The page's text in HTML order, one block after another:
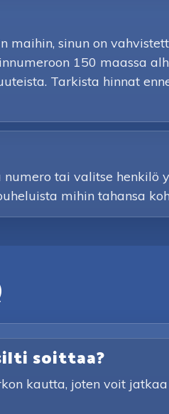
maihin, sinun on
150 maassa
Tarkista hinnat
tai valitse henkilö
mihin tahansa
soittaa?
kautta, joten voit